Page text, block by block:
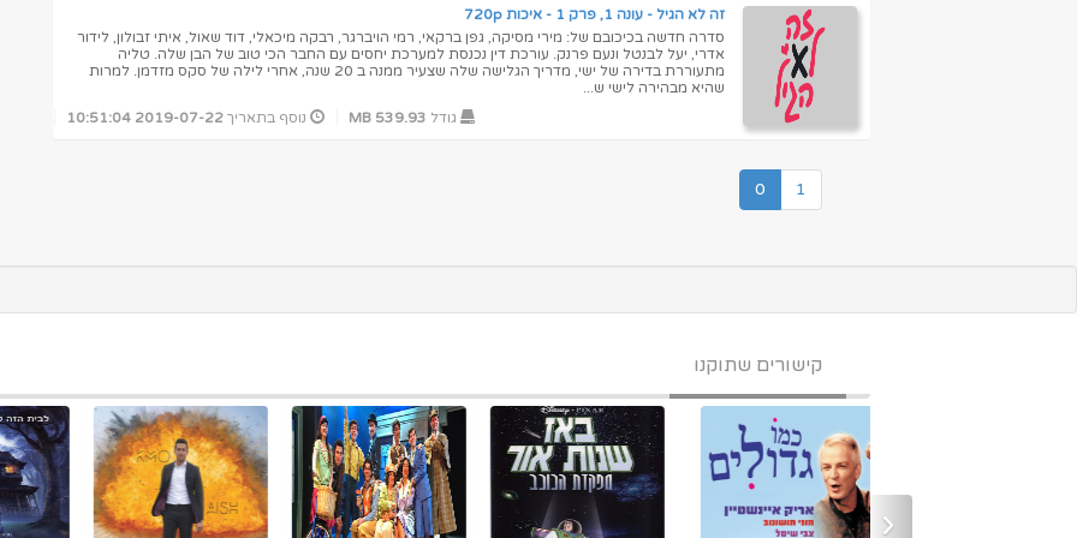
זה לא הגיל - עונה 1, פרק 1 - איכות 720p
סדרה חדשה בכיכובם של: מירי מסיקה, גפן ברקאי, רמי הויברגר, רבקה מיכאלי, דוד שאול, איתי זבולון, לידור
אדרי, יעל לבנטל ונעם פרנק. עורכת דין נכנסת למערכת יחסים עם החבר הכי טוב של הבן שלה. טליה
מתעוררת בדירה של ישי, מדריך הגלישה שלה שצעיר ממנה ב 20 שנה, אחרי לילה של סקס מזדמן. למרות
שהיא מבהירה לישי ש...
גודל 539.93 MB נוסף בתאריך 2019-07-22 10:51:04
0 1
קישורים שתוקנו
‹